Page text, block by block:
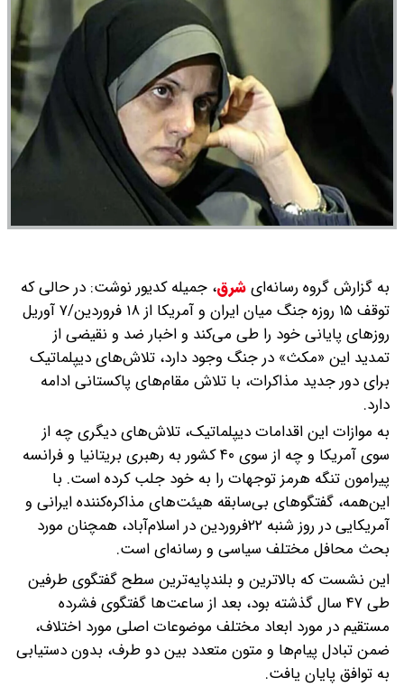
به گزارش گروه رسانه‌ایشرق، جمیله کدیور نوشت: در حالی که
توقف ۱۵ روزه جنگ میان ایران و آمریکا از ۱۸ فروردین/۷ آوریل
روزهای پایانی خود را طی می‌کند و اخبار ضد و نقیضی از
تمدید این «مکث» در جنگ وجود دارد، تلاش‌های دیپلماتیک
برای دور جدید مذاکرات، با تلاش مقام‌های پاکستانی ادامه
دارد.
به موازات این اقدامات دیپلماتیک، تلاش‌های دیگری چه از
سوی آمریکا و چه از سوی ۴۰ کشور به رهبری بریتانیا و فرانسه
پیرامون تنگه هرمز توجهات را به خود جلب کرده است. با
این‌همه، گفتگوهای بی‌سابقه هیئت‌های مذاکره‌کننده ایرانی و
آمریکایی در روز شنبه ۲۲فروردین در اسلام‌آباد، همچنان مورد
بحث محافل مختلف سیاسی و رسانه‌ای است.
این نشست که بالاترین و بلندپایه‌ترین سطح گفتگوی طرفین
طی ۴۷ سال گذشته بود، بعد از ساعت‌ها گفتگوی فشرده
مستقیم در مورد ابعاد مختلف موضوعات اصلی مورد اختلاف،
ضمن تبادل پیام‌ها و متون متعدد بین دو طرف، بدون دستیابی
به توافق پایان یافت.